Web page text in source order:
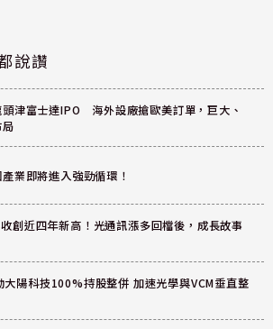
說讚
頭津富士達IPO 海外設廠搶歐美訂單，巨大、
業即將進入強勁循環！
創近四年新高！光通訊漲多回檔後，成長故事
陽科技100%持股整併 加速光學與VCM垂直整